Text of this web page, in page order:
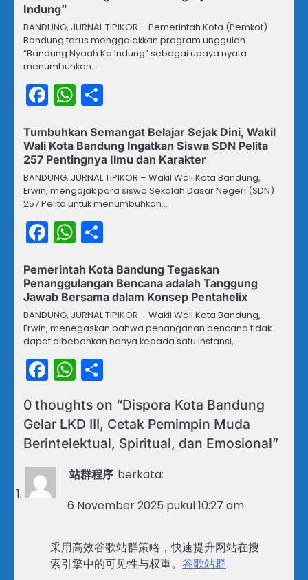
Indung”
BANDUNG, JURNAL TIPIKOR – Pemerintah Kota (Pemkot)
Bandung terus menggalakkan program unggulan
“Bandung Nyaah Ka Indung” sebagai upaya nyata
menumbuhkan…
Facebook
WhatsApp
Tumbuhkan Semangat Belajar Sejak Dini, Wakil
Wali Kota Bandung Ingatkan Siswa SDN Pelita
257 Pentingnya Ilmu dan Karakter
BANDUNG, JURNAL TIPIKOR – Wakil Wali Kota Bandung,
Erwin, mengajak para siswa Sekolah Dasar Negeri (SDN)
257 Pelita untuk menumbuhkan…
Facebook
WhatsApp
Pemerintah Kota Bandung Tegaskan
Penanggulangan Bencana adalah Tanggung
Jawab Bersama dalam Konsep Pentahelix
BANDUNG, JURNAL TIPIKOR – Wakil Wali Kota Bandung,
Erwin, menegaskan bahwa penanganan bencana tidak
dapat dibebankan hanya kepada satu instansi,…
Facebook
WhatsApp
0 thoughts on “Dispora Kota Bandung
Gelar LKD III, Cetak Pemimpin Muda
Berintelektual, Spiritual, dan Emosional”
站群程序 berkata:
6 November 2025 pukul 10:27 am
采用高效谷歌站群策略，快速提升网站在搜
索引擎中的可见性与权重。 谷歌站群